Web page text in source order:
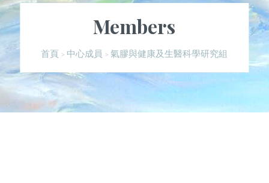
Members
首頁 > 中心成員 >氣膠與健康及生醫科學研究組